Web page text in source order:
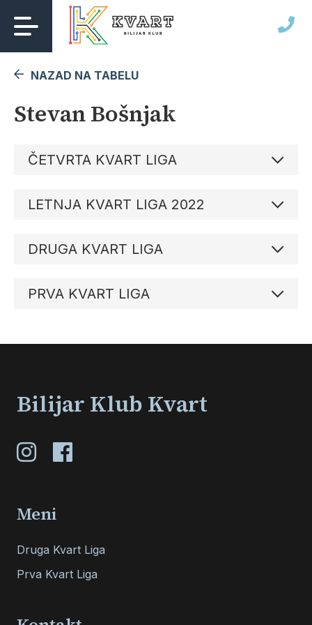
content
NAZAD NA TABELU
Stevan Bošnjak
ČETVRTA KVART LIGA
LETNJA KVART LIGA 2022
DRUGA KVART LIGA
PRVA KVART LIGA
Bilijar Klub Kvart
Meni
Druga Kvart Liga
Prva Kvart Liga